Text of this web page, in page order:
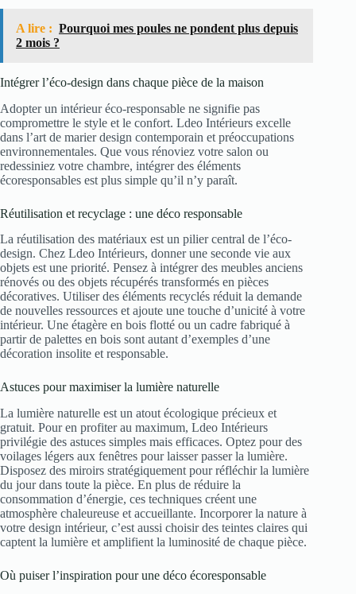
A lire : Pourquoi mes poules ne pondent plus depuis
2 mois ?
Intégrer l’éco-design dans chaque pièce de la maison
Adopter un intérieur éco-responsable ne signifie pas
compromettre le style et le confort. Ldeo Intérieurs excelle
dans l’art de marier design contemporain et préoccupations
environnementales. Que vous rénoviez votre salon ou
redessiniez votre chambre, intégrer des éléments
écoresponsables est plus simple qu’il n’y paraît.
Réutilisation et recyclage : une déco responsable
La réutilisation des matériaux est un pilier central de l’éco-
design. Chez Ldeo Intérieurs, donner une seconde vie aux
objets est une priorité. Pensez à intégrer des meubles anciens
rénovés ou des objets récupérés transformés en pièces
décoratives. Utiliser des éléments recyclés réduit la demande
de nouvelles ressources et ajoute une touche d’unicité à votre
intérieur. Une étagère en bois flotté ou un cadre fabriqué à
partir de palettes en bois sont autant d’exemples d’une
décoration insolite et responsable.
Astuces pour maximiser la lumière naturelle
La lumière naturelle est un atout écologique précieux et
gratuit. Pour en profiter au maximum, Ldeo Intérieurs
privilégie des astuces simples mais efficaces. Optez pour des
voilages légers aux fenêtres pour laisser passer la lumière.
Disposez des miroirs stratégiquement pour réfléchir la lumière
du jour dans toute la pièce. En plus de réduire la
consommation d’énergie, ces techniques créent une
atmosphère chaleureuse et accueillante. Incorporer la nature à
votre design intérieur, c’est aussi choisir des teintes claires qui
captent la lumière et amplifient la luminosité de chaque pièce.
Où puiser l’inspiration pour une déco écoresponsable